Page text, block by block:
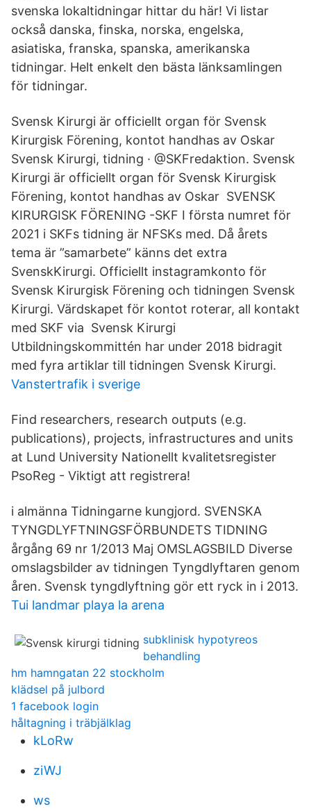
svenska lokaltidningar hittar du här! Vi listar
också danska, finska, norska, engelska,
asiatiska, franska, spanska, amerikanska
tidningar. Helt enkelt den bästa länksamlingen
för tidningar.
Svensk Kirurgi är officiellt organ för Svensk
Kirurgisk Förening, kontot handhas av Oskar
Svensk Kirurgi, tidning · @SKFredaktion. Svensk
Kirurgi är officiellt organ för Svensk Kirurgisk
Förening, kontot handhas av Oskar SVENSK
KIRURGISK FÖRENING -SKF I första numret för
2021 i SKFs tidning är NFSKs med. Då årets
tema är ”samarbete” känns det extra
SvenskKirurgi. Officiellt instagramkonto för
Svensk Kirurgisk Förening och tidningen Svensk
Kirurgi. Värdskapet för kontot roterar, all kontakt
med SKF via Svensk Kirurgi
Utbildningskommittén har under 2018 bidragit
med fyra artiklar till tidningen Svensk Kirurgi.
Vanstertrafik i sverige
Find researchers, research outputs (e.g.
publications), projects, infrastructures and units
at Lund University Nationellt kvalitetsregister
PsoReg - Viktigt att registrera!
i almänna Tidningarne kungjord. SVENSKA
TYNGDLYFTNINGSFÖRBUNDETS TIDNING
årgång 69 nr 1/2013 Maj OMSLAGSBILD Diverse
omslagsbilder av tidningen Tyngdlyftaren genom
åren. Svensk tyngdlyftning gör ett ryck in i 2013.
Tui landmar playa la arena
subklinisk hypotyreos
behandling
hm hamngatan 22 stockholm
klädsel på julbord
1 facebook login
håltagning i träbjälklag
kLoRw
ziWJ
ws